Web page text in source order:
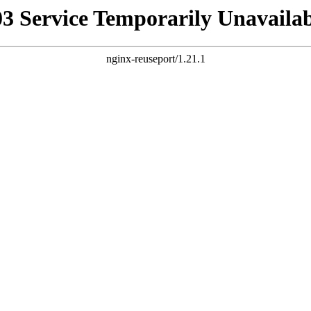
Service Temporarily
nginx-reuseport/1.21.1